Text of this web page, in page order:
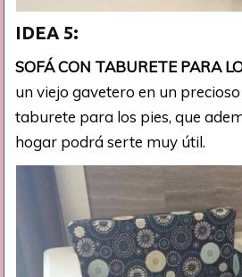
IDEA 5:
SOFÁ CON TABURETE PARA
un viejo gavetero en un
taburete para los pies, que
hogar podrá serte muy útil.